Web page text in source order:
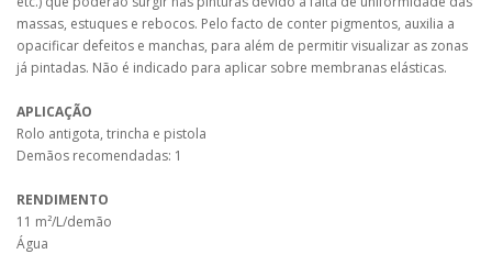
massas, estuques e rebocos. Pelo facto de conter pigmentos, auxilia a
opacificar defeitos e manchas, para além de permitir visualizar as zonas
já pintadas. Não é indicado para aplicar sobre membranas elásticas.
APLICAÇÃO
Rolo antigota, trincha e pistola
Demãos recomendadas: 1
RENDIMENTO
11 m²/L/demão
Água